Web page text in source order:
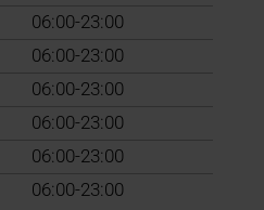
06:00-23:00
06:00-23:00
06:00-23:00
06:00-23:00
06:00-23:00
06:00-23:00